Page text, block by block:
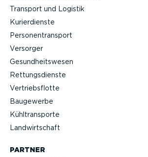
Transport und Logistik
Kurier­dienste
Perso­nen­transport
Versorger
Gesund­heits­wesen
Rettungs­dienste
Vertriebs­flotte
Baugewerbe
Kühltrans­porte
Landwirt­schaft
PARTNER